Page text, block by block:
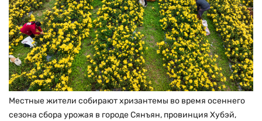
Местные жители собирают хризантемы во время осеннего
сезона сбора урожая в городе Сянъян, провинция Хубэй,